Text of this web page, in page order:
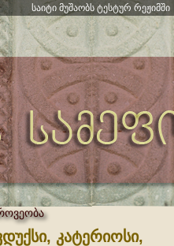
საიტი მუშაობს ტესტურ რეჟიმში
კატერიოსი,